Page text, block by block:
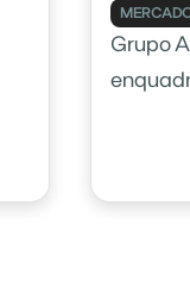
Grupo